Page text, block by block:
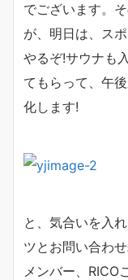
でございます。
が、明日は、ス
やるぞ!サウナも
てもらって、午
化します!
と、気合いを入
ツとお問い合わ
メンバー、RICO